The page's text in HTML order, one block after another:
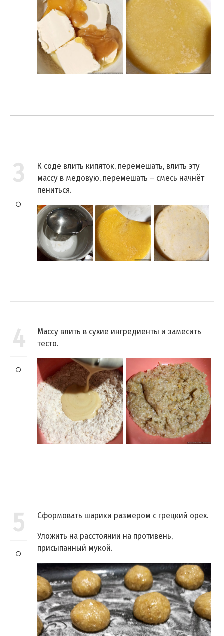
3
К соде влить кипяток, перемешать, влить эту
массу в медовую, перемешать – смесь начнёт
пениться.
4
Массу влить в сухие ингредиенты и замесить
тесто.
5
Сформовать шарики размером с грецкий орех.
Уложить на расстоянии на противень,
присыпанный мукой.